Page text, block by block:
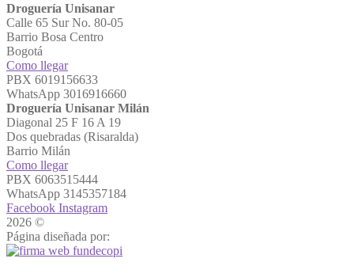
Droguería Unisanar
Calle 65 Sur No. 80-05
Barrio Bosa Centro
Bogotá
Como llegar
PBX 6019156633
WhatsApp 3016916660
Droguería Unisanar Milán
Diagonal 25 F 16 A 19
Dos quebradas (Risaralda)
Barrio Milán
Como llegar
PBX 6063515444
WhatsApp 3145357184
Facebook Instagram
2026 ©
Página diseñada por: